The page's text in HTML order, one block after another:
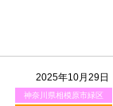
2025年10月29日
神奈川県相模原市緑区